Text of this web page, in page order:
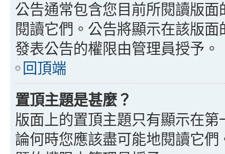
公告通常包含您目前所閱讀版
閱讀它們。公告將顯示在該版
發表公告的權限由管理員授予。
回頂端
置頂主題是甚麼？
版面上的置頂主題只有顯示在
論何時您應該盡可能地閱讀它